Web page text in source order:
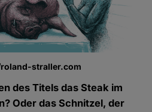
straller.com
des Titels das Steak im
Oder das Schnitzel, der